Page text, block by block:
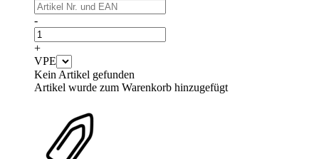
-
+
VPE
Kein Artikel gefunden
Artikel wurde zum Warenkorb hinzugefügt